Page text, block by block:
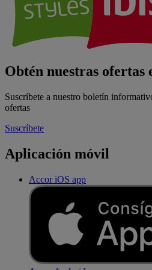
Obtén nuestras ofertas
Suscríbete a nuestro boletín
ofertas
Suscríbete
Aplicación móvil
Accor iOS app